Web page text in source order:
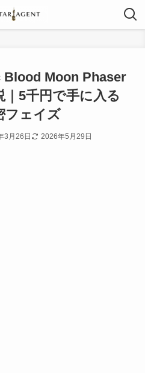
Moon Phaser
｜5千円で手に入る
フェイズ
3月26日 2026年5月29日